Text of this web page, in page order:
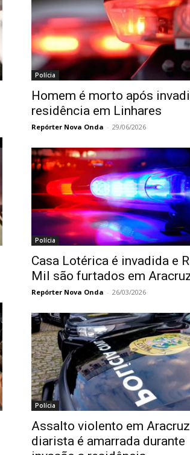
Polícia
Homem é morto após
residência em Linhares
Repórter Nova Onda - 29/06/2026
Polícia
Casa Lotérica é invadida e
Mil são furtados em
Repórter Nova Onda - 26/03/2026
Polícia
Assalto violento em
diarista é amarrada durante